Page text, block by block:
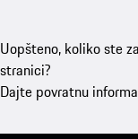
Uopšteno, koliko ste
stranici?
Dajte povratnu